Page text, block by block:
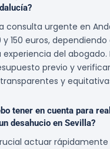
consulta urgente en
150 euros,
del abogado.
previo y
y
tener en cuenta para
desahucio en Sevilla?
actuar